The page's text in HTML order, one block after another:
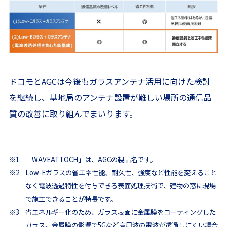
ドコモとAGCは今後もガラスアンテナ活用に向けた検討
を継続し、基地局のアンテナ設置が難しい場所の通信品
質の改善に取り組んでまいります。
※1
「WAVEATTOCH」は、AGCの製品名です。
※2
Low-Eガラスの省エネ性能、耐久性、強度など性能を変えること
なく電波透過特性を付与できる表面処理技術で、建物の窓に現場
で施工できることが特長です。
※3
省エネルギー化のため、ガラス表面に金属膜をコーティングした